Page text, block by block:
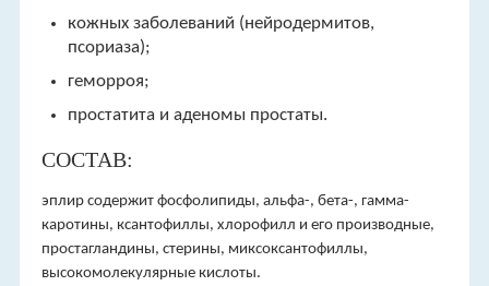
кожных заболеваний (нейродермитов,
псориаза);
геморроя;
простатита и аденомы простаты.
СОСТАВ:
эплир содержит фосфолипиды, альфа-, бета-, гамма-
каротины, ксантофиллы, хлорофилл и его производные,
простагландины, стерины, миксоксантофиллы,
высокомолекулярные кислоты.